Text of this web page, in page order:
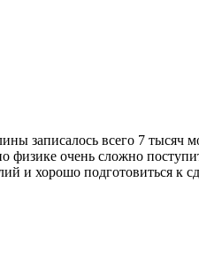
записалось всего 7 тысяч
физике очень сложно
и хорошо подготовиться к